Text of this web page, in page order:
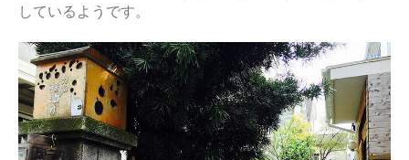
しているようです。